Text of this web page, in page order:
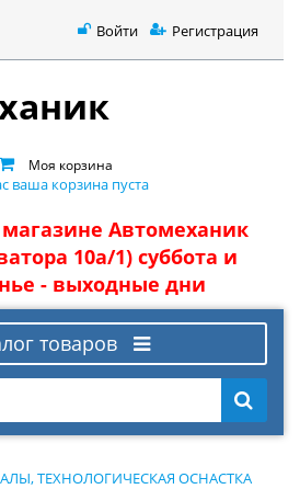
Войти Регистрация
Моя корзина
ваша корзина пуста
магазине Автомеханик
10а/1) суббота и
- выходные дни
товаров
ТЕХНОЛОГИЧЕСКАЯ ОСНАСТКА